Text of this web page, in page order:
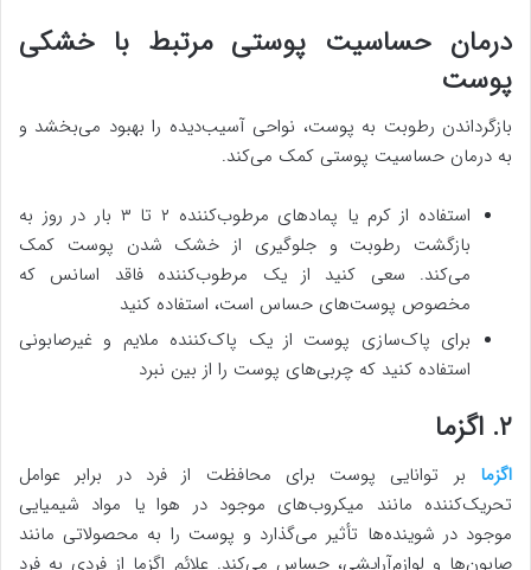
درمان حساسیت پوستی مرتبط با خشکی
پوست
بازگرداندن رطوبت به پوست، نواحی آسیب‌دیده را بهبود می‌بخشد و
به درمان حساسیت پوستی کمک می‌کند.
استفاده از کرم یا پمادهای مرطوب‌کننده ۲ تا ۳ بار در روز به
بازگشت رطوبت و جلوگیری از خشک شدن پوست کمک
می‌کند. سعی کنید از یک مرطوب‌کننده فاقد اسانس که
مخصوص پوست‌های حساس است، استفاده کنید
برای پاک‌سازی پوست از یک پاک‌کننده ملایم و غیرصابونی
استفاده کنید که چربی‌های پوست را از بین نبرد
۲. اگزما
اگزما بر توانایی پوست برای محافظت از فرد در برابر عوامل
تحریک‌کننده مانند میکروب‌های موجود در هوا یا مواد شیمیایی
موجود در شوینده‌ها تأثیر می‌گذارد و پوست را به محصولاتی مانند
صابون‌ها و لوازم‌آرایشی، حساس می‌کند. علائم اگزما از فردی به فرد